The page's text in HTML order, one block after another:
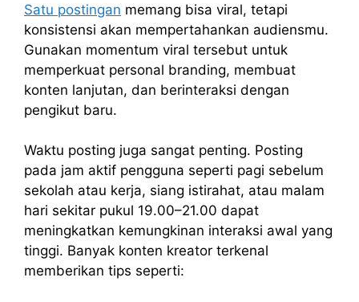
Satu postingan memang bisa viral, tetapi
konsistensi akan mempertahankan audiensmu.
Gunakan momentum viral tersebut untuk
memperkuat personal branding, membuat
konten lanjutan, dan berinteraksi dengan
pengikut baru.
Waktu posting juga sangat penting. Posting
pada jam aktif pengguna seperti pagi sebelum
sekolah atau kerja, siang istirahat, atau malam
hari sekitar pukul 19.00–21.00 dapat
meningkatkan kemungkinan interaksi awal yang
tinggi. Banyak konten kreator terkenal
memberikan tips seperti: